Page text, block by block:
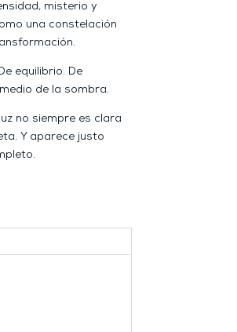
misterio y
una constelación
equilibrio. De
de la sombra.
no siempre es clara
Y aparece justo